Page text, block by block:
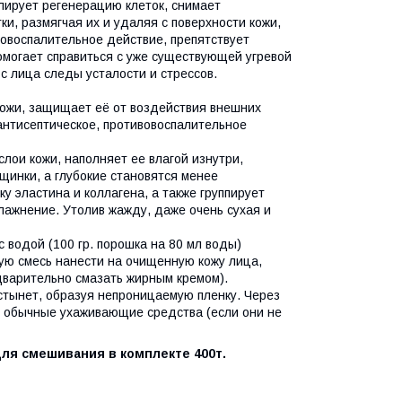
регенерацию клеток, снимает
размягчая их и удаляя с поверхности кожи,
действие, препятствует
справиться с уже существующей угревой
следы усталости и стрессов.
защищает её от воздействия внешних
противовоспалительное
кожи, наполняет ее влагой изнутри,
а глубокие становятся менее
эластина и коллагена, а также группирует
Утолив жажду, даже очень сухая и
водой (100 гр. порошка на 80 мл воды)
смесь нанести на очищенную кожу лица,
смазать жирным кремом).
образуя непроницаемую пленку. Через
обычные ухаживающие средства (если они не
смешивания в комплекте 400т.